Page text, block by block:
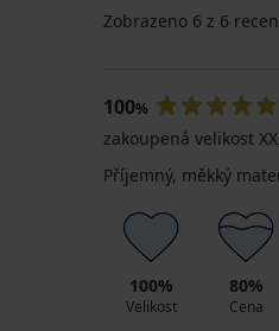
Zobrazeno 6 z 6
100%
zakoupená velikost
Příjemný, měkký
100%
Velikost
80%
Cena